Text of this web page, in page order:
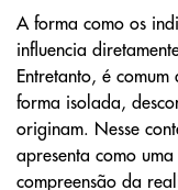
A forma como os
influencia
Entretanto, é comum
forma isolada,
originam. Nesse
apresenta como
compreensão da